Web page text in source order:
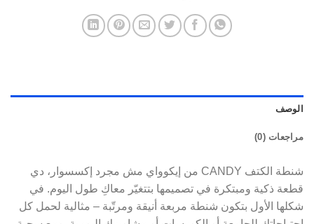
الوصف
مراجعات (0)
شنطة الكتف CANDY من إيكوواي مش مجرد إكسسوار، دي
قطعة ذكية ومبتكرة في تصميمها بتتغيّر معاكِ طول اليوم. في
شكلها الأول بتكون شنطة مربعة أنيقة ومرتّبة – مثالية لحمل كل